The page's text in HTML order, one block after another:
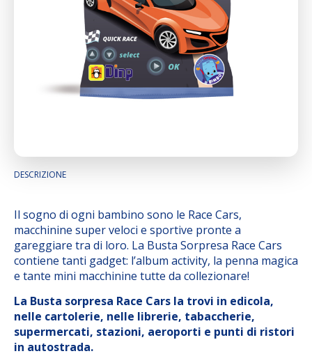
DESCRIZIONE
Il sogno di ogni bambino sono le Race Cars,
macchinine super veloci e sportive pronte a
gareggiare tra di loro. La Busta Sorpresa Race Cars
contiene tanti gadget: l’album activity, la penna magica
e tante mini macchinine tutte da collezionare!
La Busta sorpresa Race Cars la trovi in edicola,
nelle cartolerie, nelle librerie, tabaccherie,
supermercati, stazioni, aeroporti e punti di ristori
in autostrada.